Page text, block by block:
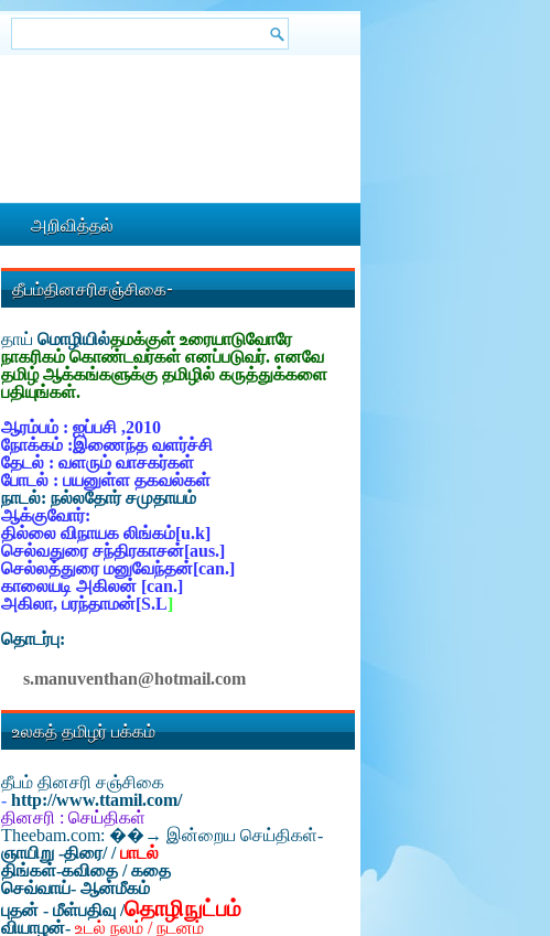
அறிவித்தல்
தீபம்தினசரிசஞ்சிகை-
தாய் மொழியில்தமக்குள் உரையாடுவோரே
நாகரிகம் கொண்டவர்கள் எனப்படுவர். எனவே
தமிழ் ஆக்கங்களுக்கு தமிழில் கருத்துக்களை
பதியுங்கள்.
ஆரம்பம் : ஐப்பசி ,2010
நோக்கம் :இணைந்த வளர்ச்சி
தேடல் : வளரும் வாசகர்கள்
போடல் : பயனுள்ள தகவல்கள்
நாடல்: நல்லதோர் சமுதாயம்
ஆக்குவோர்:
தில்லை விநாயக லிங்கம்[u.k]
செல்வதுரை சந்திரகாசன்[aus.]
செல்லத்துரை மனுவேந்தன்[can.]
காலையடி அகிலன் [can.]
அகிலா, பரந்தாமன்[S.L]
தொடர்பு:
s.manuventhan@hotmail.com
உலகத் தமிழர் பக்கம்
தீபம் தினசரி சஞ்சிகை
- http://www.ttamil.com/
தினசரி : செய்திகள்
Theebam.com: ��→ இன்றைய செய்திகள்-
ஞாயிறு -திரை//பாடல்
திங்கள்-கவிதை / கதை
செவ்வாய்- ஆன்மீகம்
புதன் - மீள்பதிவு /தொழிநுட்பம்
வியாழன்- உடல் நலம் / நடனம்